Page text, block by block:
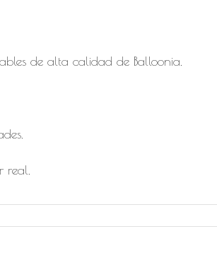
de alta calidad de Balloonia.
real.